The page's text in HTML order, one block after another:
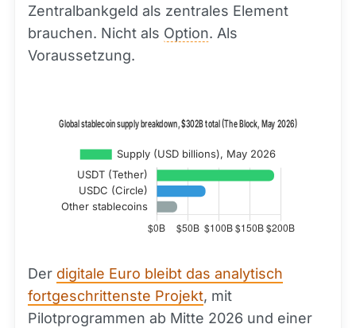
Zentralbankgeld als zentrales Element
brauchen. Nicht als Option. Als
Voraussetzung.
Der digitale Euro bleibt das analytisch
fortgeschrittenste Projekt, mit
Pilotprogrammen ab Mitte 2026 und einer